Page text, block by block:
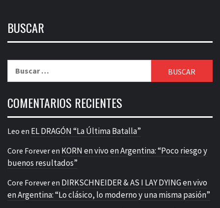
BUSCAR
COMENTARIOS RECIENTES
Leo en EL DRAGÓN “La Última Batalla”
Core Foreveren KORN en vivo en Argentina: “Poco riesgo y
buenos resultados”
Core Foreveren DIRKSCHNEIDER & AS I LAY DYING en vivo
en Argentina: “Lo clásico, lo moderno y una misma pasión”